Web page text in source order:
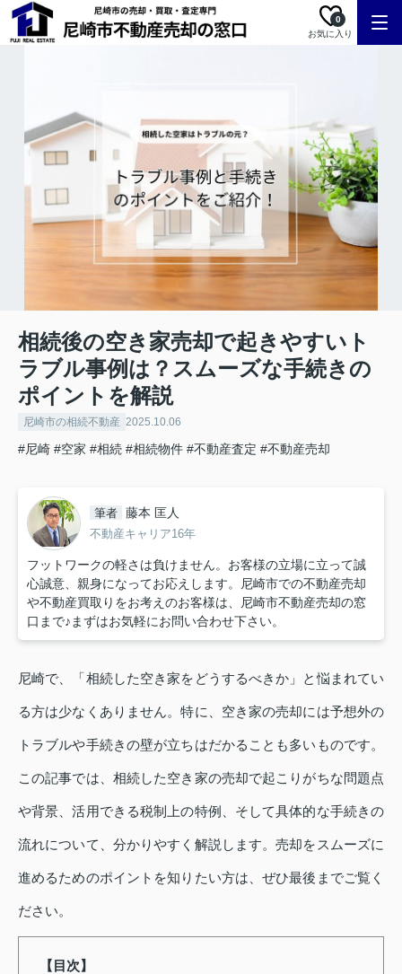
お気に入り
0
相続後の空き家売却で起きやすいト
ラブル事例は？スムーズな手続きの
ポイントを解説
尼崎市の相続不動産 2025.10.06
#尼崎 #空家 #相続 #相続物件 #不動産査定 #不動産売却
筆者 藤本 匡人
不動産キャリア16年
フットワークの軽さは負けません。お客様の立場に立って誠
心誠意、親身になってお応えします。尼崎市での不動産売却
や不動産買取りをお考えのお客様は、尼崎市不動産売却の窓
口まで♪まずはお気軽にお問い合わせ下さい。
尼崎で、「相続した空き家をどうするべきか」と悩まれてい
る方は少なくありません。特に、空き家の売却には予想外の
トラブルや手続きの壁が立ちはだかることも多いものです。
この記事では、相続した空き家の売却で起こりがちな問題点
や背景、活用できる税制上の特例、そして具体的な手続きの
流れについて、分かりやすく解説します。売却をスムーズに
進めるためのポイントを知りたい方は、ぜひ最後までご覧く
ださい。
【目次】